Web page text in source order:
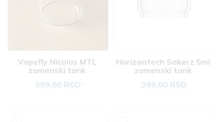
Vapefly Nicolas MTL
zamenski tank
399,00 RSD
Horizontech Sakerz 5ml
zamenski tank
399,00 RSD